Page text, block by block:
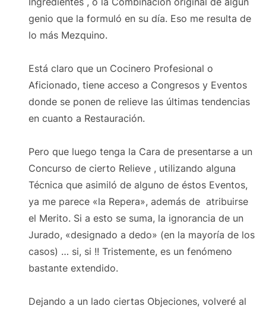
genio que la formuló en su día. Eso me resulta de
lo más Mezquino.
Está claro que un Cocinero Profesional o
Aficionado, tiene acceso a Congresos y Eventos
donde se ponen de relieve las últimas tendencias
en cuanto a Restauración.
Pero que luego tenga la Cara de presentarse a un
Concurso de cierto Relieve , utilizando alguna
Técnica que asimiló de alguno de éstos Eventos,
ya me parece «la Repera», además de atribuirse
el Merito. Si a esto se suma, la ignorancia de un
Jurado, «designado a dedo» (en la mayoría de los
casos) … si, si !! Tristemente, es un fenómeno
bastante extendido.
Dejando a un lado ciertas Objeciones, volveré al